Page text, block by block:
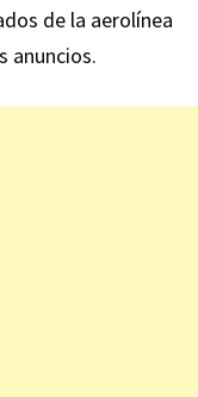
de la aerolínea
anuncios.